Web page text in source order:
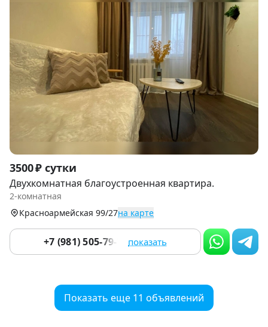
Item
1
of
3500 ₽ сутки
Двухкомнатная благoустpoеннaя квaртирa.
2-комнатная
Красноармейская 99/27на карте
+7 (981) 505-79-79 показать
Показать еще 11 объявлений